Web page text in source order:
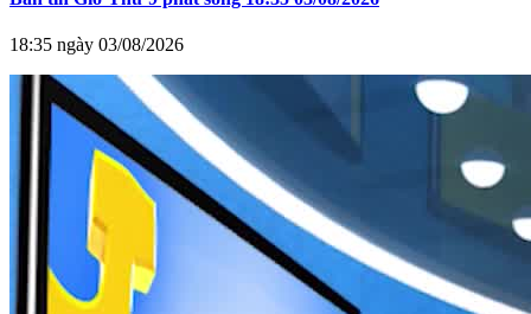
18:35 ngày 03/08/2026